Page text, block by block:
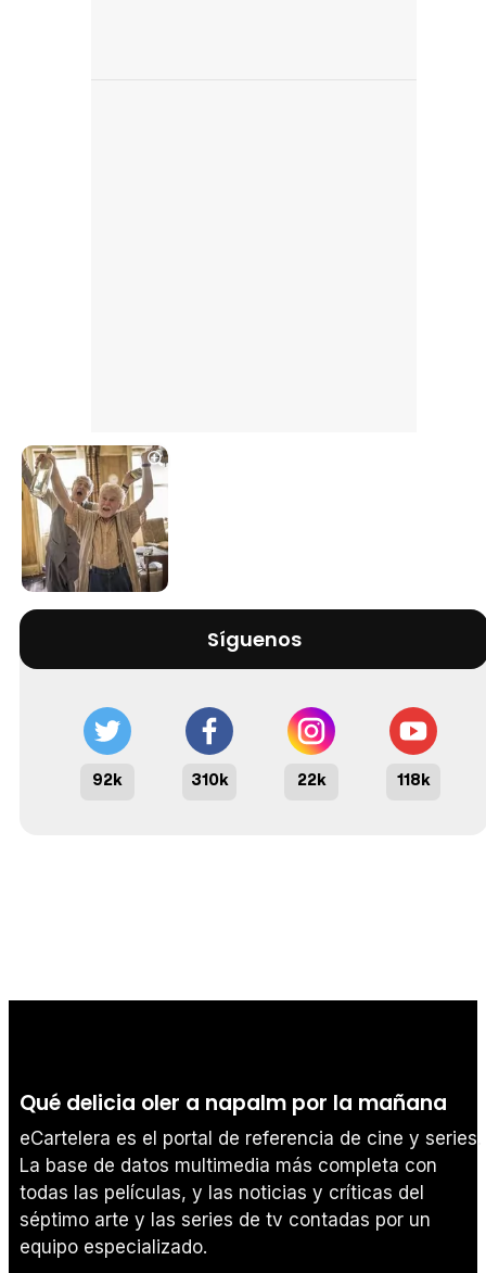
Síguenos
92k 310k 22k 118k
Qué delicia oler a napalm por la mañana
eCartelera es el portal de referencia de cine y series.
La base de datos multimedia más completa con
todas las películas, y las noticias y críticas del
séptimo arte y las series de tv contadas por un
equipo especializado.